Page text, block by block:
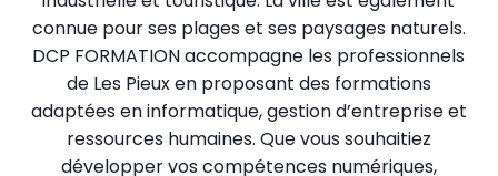
connue pour ses plages et ses paysages naturels.
DCP FORMATION accompagne les professionnels
de Les Pieux en proposant des formations
adaptées en informatique, gestion d’entreprise et
ressources humaines. Que vous souhaitiez
développer vos compétences numériques,